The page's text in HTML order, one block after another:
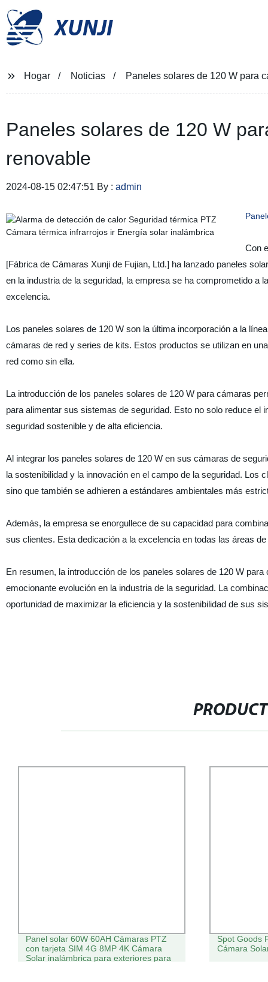
XUNJI
Hogar Noticias Paneles solares de 120 W para
Paneles solares de 120 W
renovable
2024-08-15 02:47:51 By : admin
Con
[Fábrica de Cámaras Xunji de Fujian, Ltd.] ha lanzado paneles
en la industria de la seguridad, la empresa se ha comprometido a
excelencia.
Los paneles solares de 120 W son la última incorporación a la
cámaras de red y series de kits. Estos productos se utilizan en
red como sin ella.
La introducción de los paneles solares de 120 W para cámaras
para alimentar sus sistemas de seguridad. Esto no solo reduce
seguridad sostenible y de alta eficiencia.
Al integrar los paneles solares de 120 W en sus cámaras de
la sostenibilidad y la innovación en el campo de la seguridad. Los
sino que también se adhieren a estándares ambientales más
Además, la empresa se enorgullece de su capacidad para
sus clientes. Esta dedicación a la excelencia en todas las áreas
En resumen, la introducción de los paneles solares de 120 W
emocionante evolución en la industria de la seguridad. La
oportunidad de maximizar la eficiencia y la sostenibilidad de sus
Panel solar 60W 60AH Cámaras PTZ
con tarjeta SIM 4G 8MP 4K Cámara
Solar inalámbrica para exteriores para
Spot Goods
Cámara